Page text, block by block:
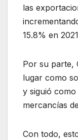
las
15.8% en
Por su parte,
lugar como
y siguió
mercancías
Con todo,